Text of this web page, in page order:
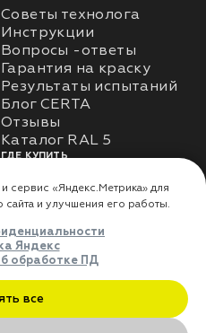
Советы технолога
Инструкции
Вопросы -ответы
Гарантия на краску
Результаты испытаний
Блог CERTA
Отзывы
Каталог RAL 5
ГДЕ КУПИТЬ
Доставка
Где купить